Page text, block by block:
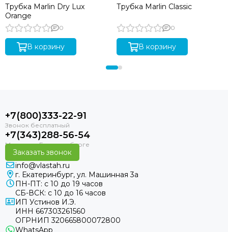
Трубка Marlin Dry Lux
Orange
0
В корзину
Трубка Marlin Classic
0
В корзину
+7(800)333-22-91
+7(343)288-56-54
Заказать звонок
info@vlastah.ru
г. Екатеринбург, ул. Машинная 3а
ПН-ПТ: с 10 до 19 часов
СБ-ВСК: с 10 до 16 часов
ИП Устинов И.Э.
ИНН 667303261560
ОГРНИП 320665800072800
WhatsApp